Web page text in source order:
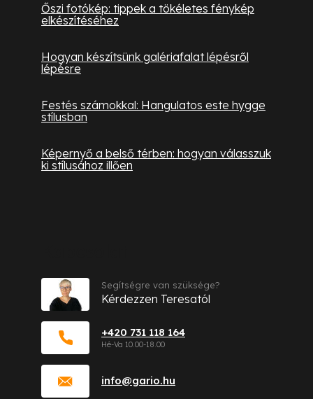
Őszi fotókép: tippek a tökéletes fénykép
elkészítéséhez
Hogyan készítsünk galériafalat lépésről
lépésre
Festés számokkal: Hangulatos este hygge
stílusban
Képernyő a belső térben: hogyan válasszuk
ki stílusához illően
info@gario.hu
+420 731 118 164
Segítségre van szüksége?
Kérdezzen Teresatól